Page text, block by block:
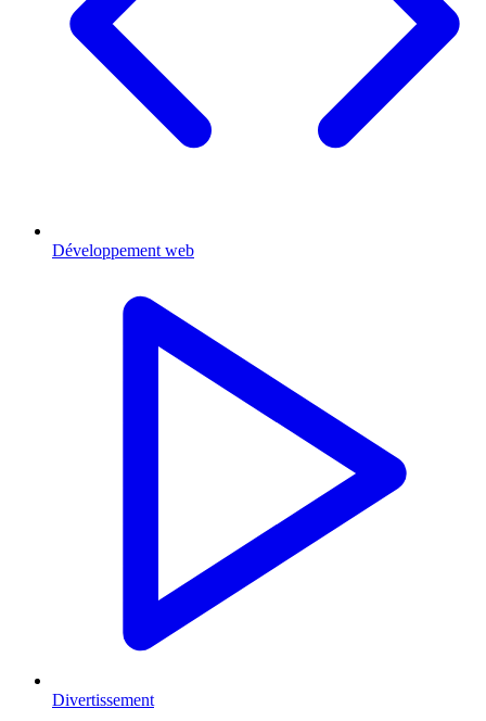
Développement web
Divertissement